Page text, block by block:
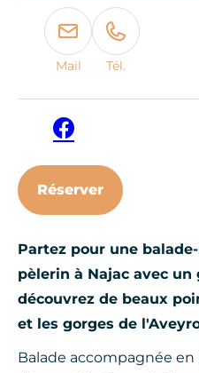
Partez pour une
pèlerin à Najac avec
découvrez de beaux
et les gorges de
Balade accompagnée
Mail Tél.
Facebook
Réserver